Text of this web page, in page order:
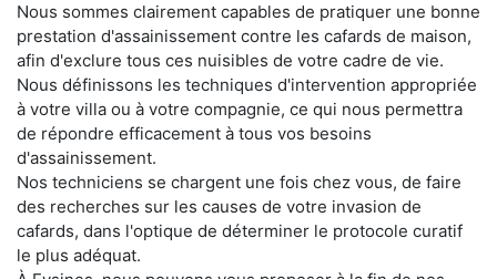
Nous sommes clairement capables de pratiquer une bonne
prestation d'assainissement contre les cafards de maison,
afin d'exclure tous ces nuisibles de votre cadre de vie.
Nous définissons les techniques d'intervention appropriée
à votre villa ou à votre compagnie, ce qui nous permettra
de répondre efficacement à tous vos besoins
d'assainissement.
Nos techniciens se chargent une fois chez vous, de faire
des recherches sur les causes de votre invasion de
cafards, dans l'optique de déterminer le protocole curatif
le plus adéquat.